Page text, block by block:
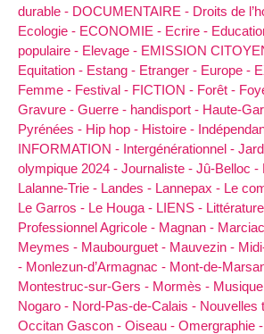
durable - DOCUMENTAIRE - Droits de
Ecologie - ECONOMIE - Ecrire -
populaire - Elevage - EMISSION
Equitation - Estang - Etranger - Europe -
Femme - Festival - FICTION - Forêt -
Gravure - Guerre - handisport - Haute-
Pyrénées - Hip hop - Histoire -
INFORMATION - Intergénérationnel -
olympique 2024 - Journaliste - Jû-Belloc -
Lalanne-Trie - Landes - Lannepax - Le
Le Garros - Le Houga - LIENS -
Professionnel Agricole - Magnan -
Meymes - Maubourguet - Mauvezin -
- Monlezun-d’Armagnac - Mont-de-
Montestruc-sur-Gers - Mormès -
Nogaro - Nord-Pas-de-Calais - Nouvelles
Occitan Gascon - Oiseau - Omergraphie -